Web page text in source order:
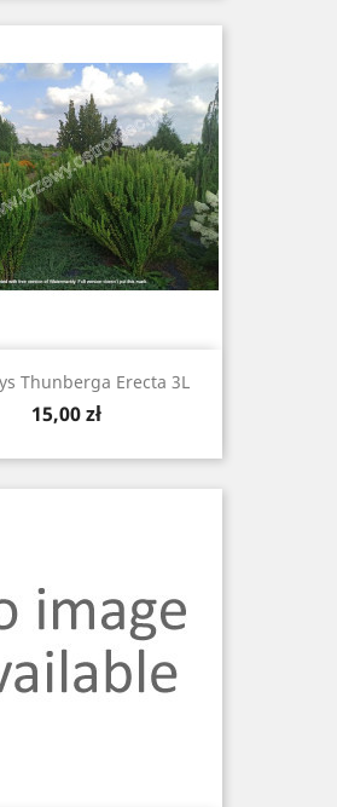
Thunberga Erecta 3L
Cena
15,00 zł